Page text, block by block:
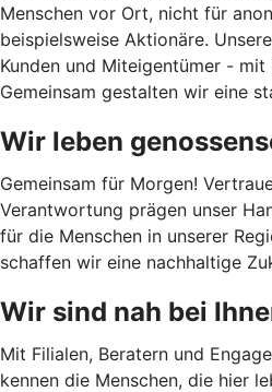
Menschen vor Ort, nicht für
beispielsweise Aktionäre.
Kunden und Miteigentümer -
Gemeinsam gestalten wir eine
Wir leben
Gemeinsam für Morgen!
Verantwortung prägen unser
für die Menschen in unserer
schaffen wir eine nachhaltige
Wir sind nah bei
Mit Filialen, Beratern und
kennen die Menschen, die hier